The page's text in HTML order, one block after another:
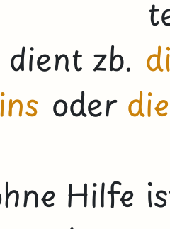
zb.
oder
Hilfe